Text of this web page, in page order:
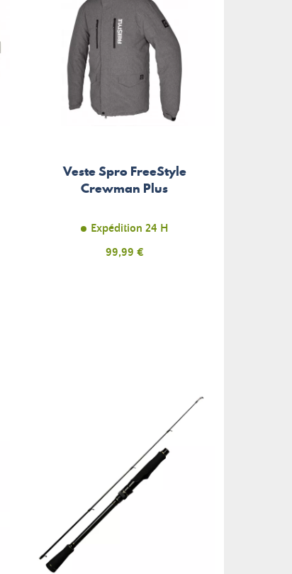
Veste Spro FreeStyle
Crewman Plus
Expédition 24 H
Prix
99,99 €